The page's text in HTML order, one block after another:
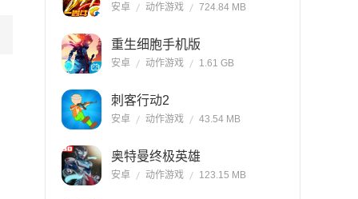
安卓 动作游戏 724.84 MB
重生细胞手机版
安卓 动作游戏 1.61 GB
刺客行动2
安卓 动作游戏 43.54 MB
奥特曼终极英雄
安卓 动作游戏 123.15 MB